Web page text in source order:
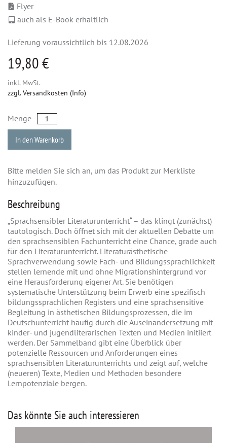
Flyer
auch als E-Book erhältlich
Lieferung voraussichtlich bis 12.08.2026
19,80 €
inkl. MwSt.
zzgl. Versandkosten (Info)
Menge
In den Warenkorb
Bitte melden Sie sich an, um das Produkt zur Merkliste
hinzuzufügen.
Beschreibung
„Sprachsensibler Literaturunterricht“ – das klingt (zunächst)
tautologisch. Doch öffnet sich mit der aktuellen Debatte um
den sprachsensiblen Fachunterricht eine Chance, grade auch
für den Literaturunterricht. Literaturästhetische
Sprachverwendung sowie Fach- und Bildungssprachlichkeit
stellen lernende mit und ohne Migrationshintergrund vor
eine Herausforderung eigener Art. Sie benötigen
systematische Unterstützung beim Erwerb eine spezifisch
bildungssprachlichen Registers und eine sprachsensitive
Begleitung in ästhetischen Bildungsprozessen, die im
Deutschunterricht häufig durch die Auseinandersetzung mit
kinder- und jugendliterarischen Texten und Medien initiiert
werden. Der Sammelband gibt eine Überblick über
potenzielle Ressourcen und Anforderungen eines
sprachsensiblen Literaturunterrichts und zeigt auf, welche
(neueren) Texte, Medien und Methoden besondere
Lernpotenziale bergen.
Das könnte Sie auch interessieren